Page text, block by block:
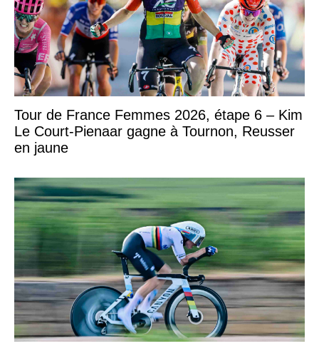
Tour de France Femmes 2026, étape 6 – Kim
Le Court-Pienaar gagne à Tournon, Reusser
en jaune